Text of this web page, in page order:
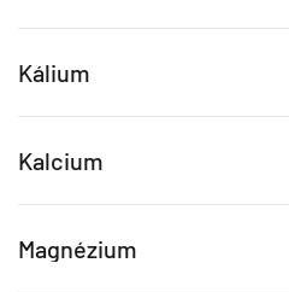
Kálium
Kalcium
Magnézium